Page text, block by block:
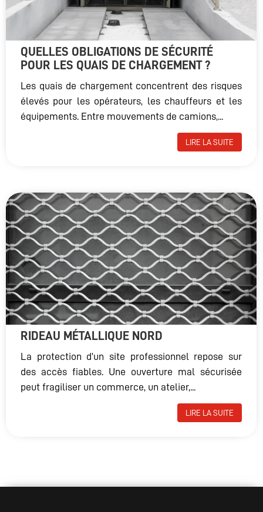
QUELLES OBLIGATIONS DE SÉCURITÉ
POUR LES QUAIS DE CHARGEMENT ?
Les quais de chargement concentrent des risques
élevés pour les opérateurs, les chauffeurs et les
équipements. Entre mouvements de camions,...
LIRE LA SUITE
RIDEAU MÉTALLIQUE NORD
La protection d’un site professionnel repose sur
des accès fiables. Une ouverture mal sécurisée
peut fragiliser un commerce, un atelier,...
LIRE LA SUITE